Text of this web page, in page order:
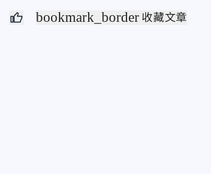
bookmark_border 收藏文章